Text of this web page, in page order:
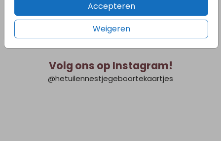
Accepteren
Weigeren
Volg ons op Instagram!
@hetuilennestjegeboortekaartjes